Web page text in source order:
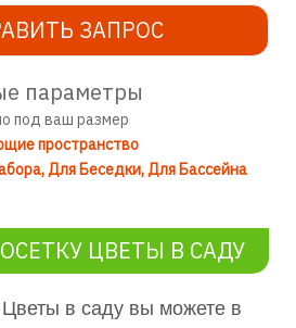
ЗАПРОС
параметры
под ваш размер
пространство
Для Беседки Для Бассейна
ЦВЕТЫ В САДУ
Цветы в саду вы можете в